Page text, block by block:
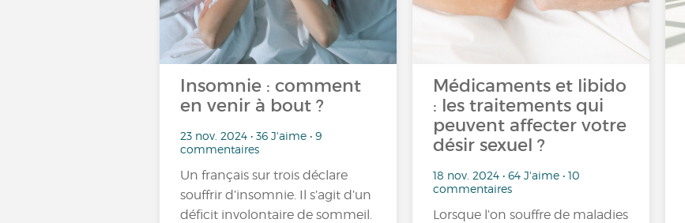
Insomnie : comment
en venir à bout ?
23 nov. 2024 • 36 J'aime • 9
commentaires
Un français sur trois déclare
souffrir d’insomnie. Il s’agit d’un
déficit involontaire de sommeil.
Médicaments et libido
: les traitements qui
peuvent affecter votre
désir sexuel ?
18 nov. 2024 • 64 J'aime • 10
commentaires
Lorsque l’on souffre de maladies